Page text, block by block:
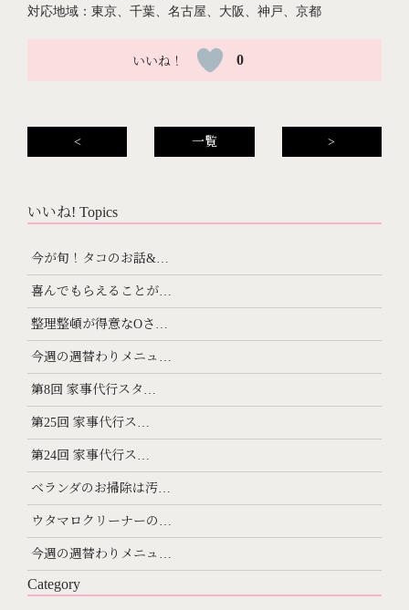
対応地域：東京、千葉、名古屋、大阪、神戸、京都
0
< 一覧 >
いいね! Topics
今が旬！タコのお話&…
喜んでもらえることが…
整理整頓が得意なOさ…
今週の週替わりメニュ…
第8回 家事代行スタ…
第25回 家事代行ス…
第24回 家事代行ス…
ベランダのお掃除は汚…
ウタマロクリーナーの…
今週の週替わりメニュ…
Category